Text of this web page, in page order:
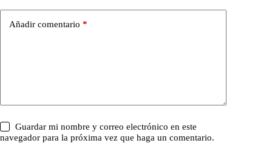
Añadir comentario *
Guardar mi nombre y correo electrónico en este
navegador para la próxima vez que haga un comentario.